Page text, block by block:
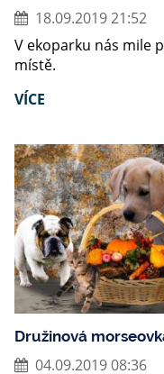
18.09.2019 21:52
V ekoparku nás mile
místě.
VÍCE
Družinová
04.09.2019 08:36